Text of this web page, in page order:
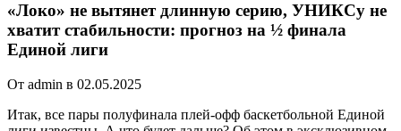
«Локо» не вытянет длинную серию, УНИКСу не
хватит стабильности: прогноз на ½ финала
Единой лиги
От admin в 02.05.2025
Итак, все пары полуфинала плей-офф баскетбольной Единой